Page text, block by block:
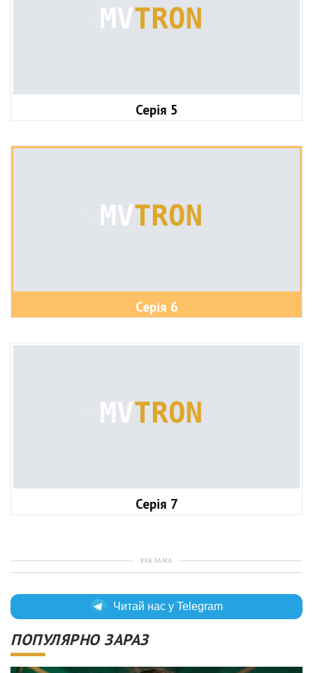
Серія 5
Серія 6
Серія 7
РЕКЛАМА
Читай нас у Telegram
ПОПУЛЯРНО ЗАРАЗ